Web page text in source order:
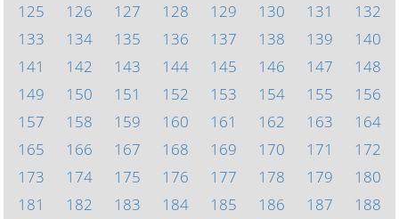
125
126 127 128 129 130 131
132
133
134 135 136 137 138 139
140
141
142 143 144 145 146 147
148
149
150 151 152 153 154 155
156
157
158 159 160 161 162 163
164
165
166 167 168 169 170 171
172
173
174 175 176 177 178 179
180
181
182 183 184 185 186 187
188